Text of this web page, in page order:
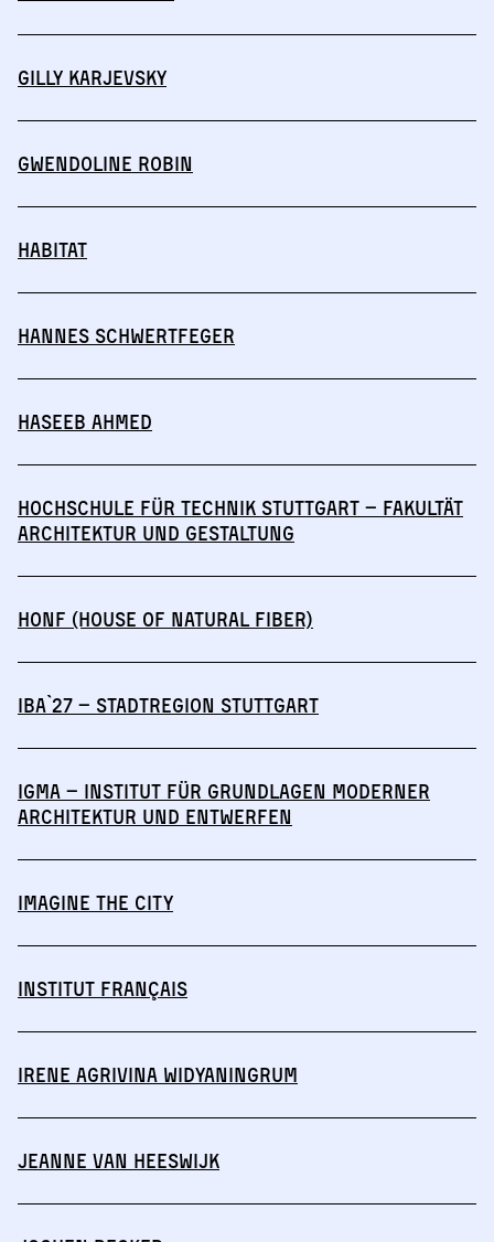
Gilly Karjevsky
Gwendoline Robin
HABITAT
Hannes Schwertfeger
Haseeb Ahmed
Hochschule für Technik Stuttgart – Fakultät
Architektur und Gestaltung
HONF (House of Natural Fiber)
IBA`27 – StadtRegion Stuttgart
IGmA – Institut für Grundlagen moderner
Architektur und Entwerfen
IMAGINE THE CITY
Institut français
Irene Agrivina Widyaningrum
Jeanne van Heeswijk